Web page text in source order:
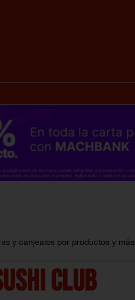
y canjealos por productos y más
CLUB